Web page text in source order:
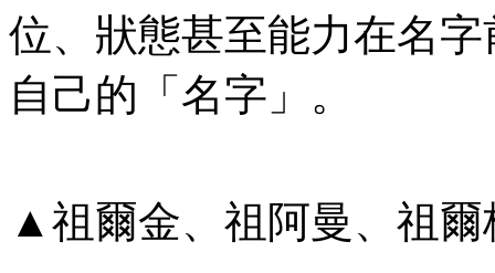
位、狀態甚至能力在名
自己的「名字」。
▲祖爾金、祖阿曼、祖